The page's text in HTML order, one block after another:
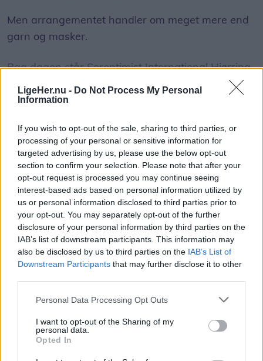
LigeHer.nu - Do Not Process My Personal
Information
If you wish to opt-out of the sale, sharing to third parties, or
processing of your personal or sensitive information for
targeted advertising by us, please use the below opt-out
section to confirm your selection. Please note that after your
opt-out request is processed you may continue seeing
interest-based ads based on personal information utilized by
us or personal information disclosed to third parties prior to
your opt-out. You may separately opt-out of the further
disclosure of your personal information by third parties on the
IAB’s list of downstream participants. This information may
also be disclosed by us to third parties on the IAB’s List of
Downstream Participants that may further disclose it to other
Personal Data Processing Opt Outs
I want to opt-out of the Sharing of my
personal data.
Opted In
Men arrangementet handler om meget mere end
garn og masker.
Bag dagen står Soroptimist International Hjørring
og Garnhulen Hjørring, som ønsker at sætte fokus
på, hvordan kreative fællesskaber kan være med
relationer.
- Strik handler ikke kun om det færdige resultat.
For mange er det en måde at finde ro, møde
andre mennesker og være en del af et fællesskab,
lyder tanken bag arrangementet.
Masser af inspiration
Dagen byder på besøg af flere kendte navne fra
strikkeuniverset.
deres passion for strik og om, hvorfor kreativitet,
venskaber og mental trivsel hænger tæt sammen.
Vis mere
Del artikel